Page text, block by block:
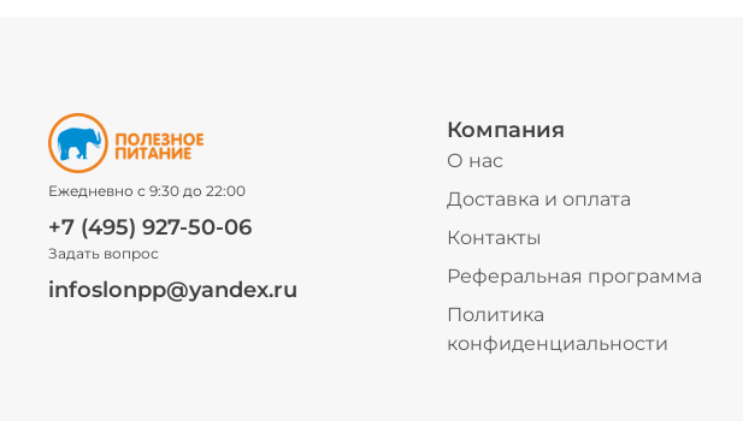
Ежедневно с 9:30 до 22:00
+7 (495) 927-50-06
Задать вопрос
infoslonpp@yandex.ru
Компания
О нас
Доставка и оплата
Контакты
Реферальная программа
Политика
конфиденциальности